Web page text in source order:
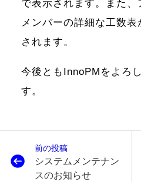
で表示されます。また、
メンバーの詳細な工数
されます。
今後ともInnoPMをよろ
す。
前の投稿
システムメンテナン
スのお知らせ